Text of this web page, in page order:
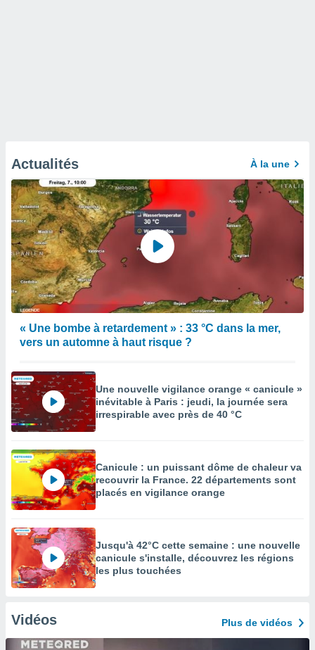
Actualités À la une
« Une bombe à retardement » : 33 °C dans la mer,
vers un automne à haut risque ?
Une nouvelle vigilance orange « canicule »
inévitable à Paris : jeudi, la journée sera
irrespirable avec près de 40 °C
Canicule : un puissant dôme de chaleur va
recouvrir la France. 22 départements sont
placés en vigilance orange
Jusqu'à 42°C cette semaine : une nouvelle
canicule s'installe, découvrez les régions
les plus touchées
Vidéos Plus de vidéos